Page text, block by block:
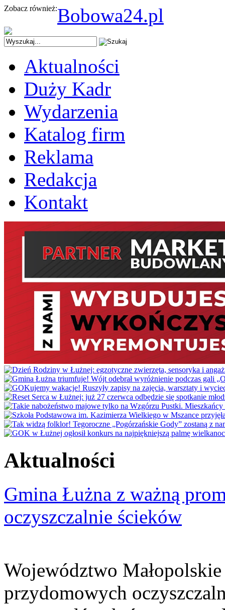
Zobacz również:Bobowa24.pl
Aktualności
Duży Kadr
Wydarzenia
Katalog firm
Reklama
Redakcja
Kontakt
Aktualności
Gmina Łużna z ważną
oczyszczalnie ścieków
Województwo
przydomowych